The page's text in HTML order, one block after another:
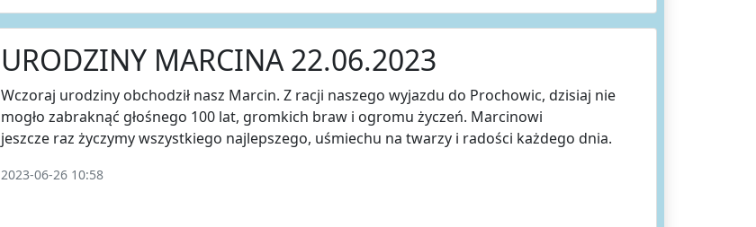
URODZINY MARCINA 22.06.2023
Wczoraj urodziny obchodził nasz Marcin. Z racji naszego wyjazdu do Prochowic, dzisiaj nie
mogło zabraknąć głośnego 100 lat, gromkich braw i ogromu życzeń. Marcinowi
jeszcze raz życzymy wszystkiego najlepszego, uśmiechu na twarzy i radości każdego dnia.
2023-06-26 10:58